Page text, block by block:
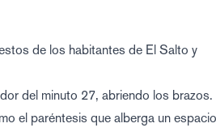
de los habitantes de El Salto y
del minuto 27, abriendo los brazos.
el paréntesis que alberga un espacio